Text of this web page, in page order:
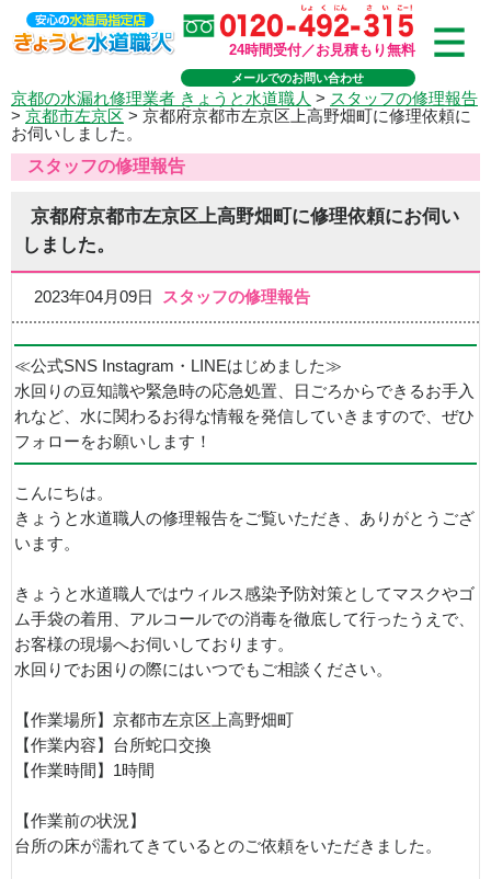
24時間受付／お見積もり無料
メールでのお問い合わせ
京都の水漏れ修理業者 きょうと水道職人 > スタッフの修理報告
> 京都市左京区 > 京都府京都市左京区上高野畑町に修理依頼に
お伺いしました。
スタッフの修理報告
京都府京都市左京区上高野畑町に修理依頼にお伺い
しました。
2023年04月09日 スタッフの修理報告
≪公式SNS Instagram・LINEはじめました≫
水回りの豆知識や緊急時の応急処置、日ごろからできるお手入
れなど、水に関わるお得な情報を発信していきますので、ぜひ
フォローをお願いします！
こんにちは。
きょうと水道職人の修理報告をご覧いただき、ありがとうござ
います。
きょうと水道職人ではウィルス感染予防対策としてマスクやゴ
ム手袋の着用、アルコールでの消毒を徹底して行ったうえで、
お客様の現場へお伺いしております。
水回りでお困りの際にはいつでもご相談ください。
【作業場所】京都市左京区上高野畑町
【作業内容】台所蛇口交換
【作業時間】1時間
【作業前の状況】
台所の床が濡れてきているとのご依頼をいただきました。